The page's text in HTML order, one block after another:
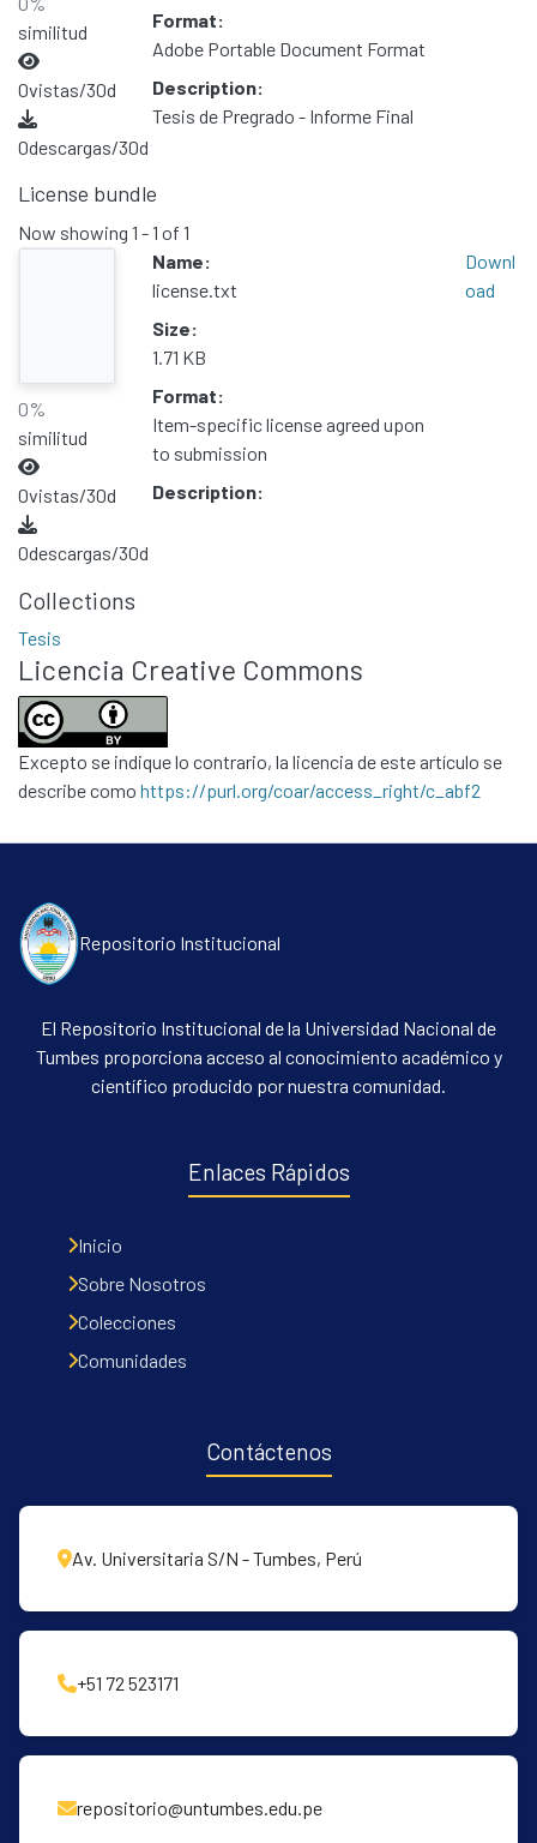
similitud
0vistas/30d
0descargas/30d
Format:
Adobe Portable Document Format
Description:
Tesis de Pregrado - Informe Final
License bundle
Now showing 1 - 1 of 1
0%
similitud
0vistas/30d
0descargas/30d
Name:
license.txt
Size:
1.71 KB
Format:
Item-specific license agreed upon
to submission
Description:
Downl
oad
Collections
Tesis
Licencia Creative Commons
Excepto se indique lo contrario, la licencia de este artículo se
describe como https://purl.org/coar/access_right/c_abf2
Repositorio Institucional
El Repositorio Institucional de la Universidad Nacional de
Tumbes proporciona acceso al conocimiento académico y
científico producido por nuestra comunidad.
Enlaces Rápidos
Inicio
Sobre Nosotros
Colecciones
Comunidades
Contáctenos
Av. Universitaria S/N - Tumbes, Perú
+51 72 523171
repositorio@untumbes.edu.pe